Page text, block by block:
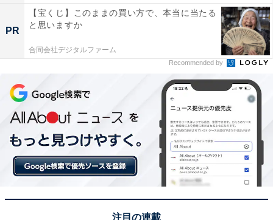
【3万3900円】Lenovo Chromebook IdeaPad
Slim 360 ノートパソコン（14型FHD TN液晶）
PR
【宝くじ】このままの買い方で、本当に当たる
と思いますか
合同会社デジタルファーム
Recommended by
注目の連載